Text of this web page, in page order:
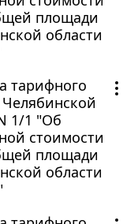
площади
области
тарифного
1/1 "Об
стоимости
площади
области